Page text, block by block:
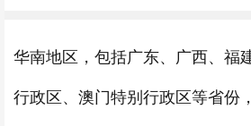
华南地区，包括广东、广西、福
行政区、澳门特别行政区等省份